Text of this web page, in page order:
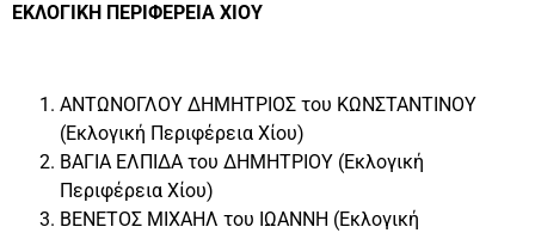
ΕΚΛΟΓΙΚΗ ΠΕΡΙΦΕΡΕΙΑ ΧΙΟΥ
ΑΝΤΩΝΟΓΛΟΥ ΔΗΜΗΤΡΙΟΣ του ΚΩΝΣΤΑΝΤΙΝΟΥ
(Εκλογική Περιφέρεια Χίου)
ΒΑΓΙΑ ΕΛΠΙΔΑ του ΔΗΜΗΤΡΙΟΥ (Εκλογική
Περιφέρεια Χίου)
ΒΕΝΕΤΟΣ ΜΙΧΑΗΛ του ΙΩΑΝΝΗ (Εκλογική